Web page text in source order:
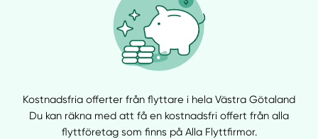
Kostnadsfria offerter från flyttare i hela Västra Götaland
Du kan räkna med att få en kostnadsfri offert från alla
flyttföretag som finns på Alla Flyttfirmor.